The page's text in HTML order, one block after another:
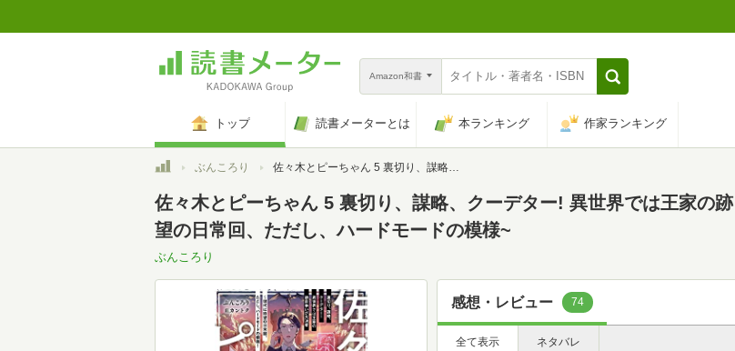
Amazon和書
トップ 読書メーターとは 本ランキング 作家ランキング
トップぶんころり 佐々木とピーちゃん 5 裏切り、謀略、クーデター! 異世界では王家の跡目争いが大決着 ~現代は待望の日常回、ただし、ハードモードの模様~
佐々木とピーちゃん 5 裏切り、謀略、クーデター! 異世界では王家の
望の日常回、ただし、ハードモードの模様~
ぶんころり
感想・レビュー 74
全て表示 ネタバレ